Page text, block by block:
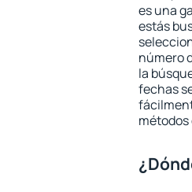
es una
estás
número
la
fechas
métodos